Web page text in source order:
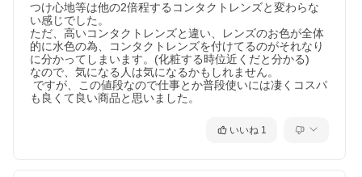
つけ心地等は他の2倍程するコンタクトレンズと変わらな
い感じでした。
ただ、高いコンタクトレンズと違い、レンズのお色が全体
的に水色の為、コンタクトレンズを付けてるのがそれなり
に分かってしまいます。(化粧する時位近くだと分かる)
なので、気になる人は気になるかもしれません。
も良くて良い商品と思いました。
いいね 1